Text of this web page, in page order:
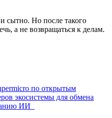
сытно. Но после такого
а не возвращаться к делам.
по открытым
экосистемы для обмена
ИИ